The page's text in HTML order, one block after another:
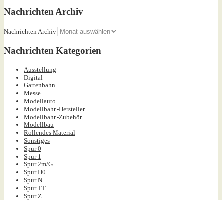
Nachrichten Archiv
Nachrichten Archiv
Nachrichten Kategorien
Ausstellung
Digital
Gartenbahn
Messe
Modellauto
Modellbahn-Hersteller
Modellbahn-Zubehör
Modellbau
Rollendes Material
Sonstiges
Spur 0
Spur 1
Spur 2m/G
Spur H0
Spur N
Spur TT
Spur Z